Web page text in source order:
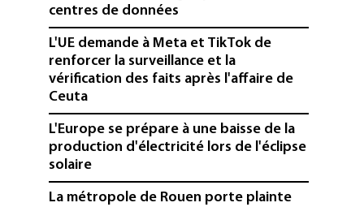
centres de données
L'UE demande à Meta et TikTok de
renforcer la surveillance et la
vérification des faits après l'affaire de
Ceuta
L'Europe se prépare à une baisse de la
production d'électricité lors de l'éclipse
solaire
La métropole de Rouen porte plainte